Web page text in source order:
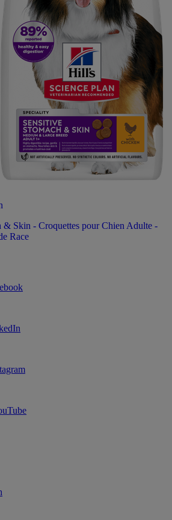
& Skin - Croquettes pour Chien Adulte -
Race